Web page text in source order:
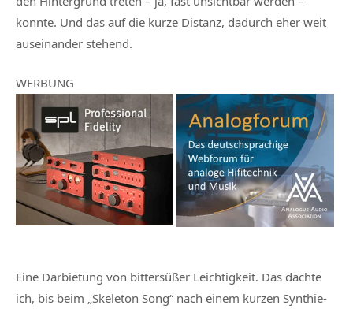
konnte. Und das auf die kurze Distanz, dadurch eher weit
auseinander stehend.
WERBUNG
Eine Darbietung von bittersüßer Leichtigkeit. Das dachte
ich, bis beim „Skeleton Song“ nach einem kurzen Synthie-